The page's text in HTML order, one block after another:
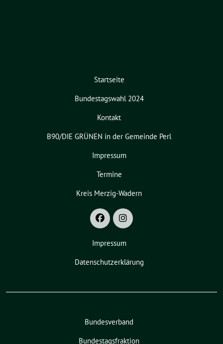
Startseite
Bundestagswahl 2024
Kontakt
B90/DIE GRÜNEN in der Gemeinde Perl
Impressum
Termine
Kreis Merzig-Wadern
Impressum
Datenschutzerklärung
Bundesverband
Bundestagsfraktion